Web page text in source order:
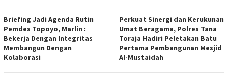
Briefing Jadi Agenda Rutin
Pemdes Topoyo, Marlin :
Bekerja Dengan Integritas
Membangun Dengan
Kolaborasi
Perkuat Sinergi dan Kerukunan
Umat Beragama, Polres Tana
Toraja Hadiri Peletakan Batu
Pertama Pembangunan Mesjid
Al-Mustaidah